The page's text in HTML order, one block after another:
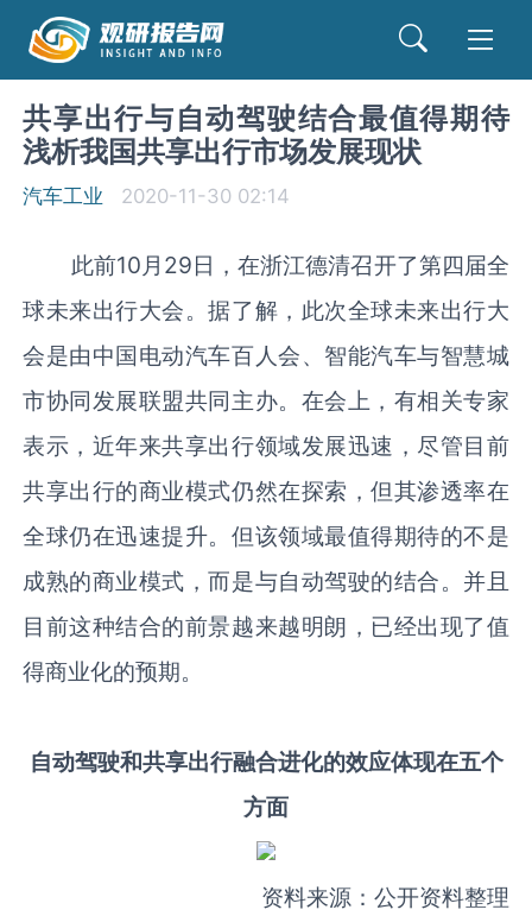
共享出行与自动驾驶结合最值得期待
浅析我国共享出行市场发展现状
汽车工业 2020-11-30 02:14
此前10月29日，在浙江德清召开了第四届全
球未来出行大会。据了解，此次全球未来出行大
会是由中国电动汽车百人会、智能汽车与智慧城
市协同发展联盟共同主办。在会上，有相关专家
表示，近年来共享出行领域发展迅速，尽管目前
共享出行的商业模式仍然在探索，但其渗透率在
全球仍在迅速提升。但该领域最值得期待的不是
成熟的商业模式，而是与自动驾驶的结合。并且
目前这种结合的前景越来越明朗，已经出现了值
得商业化的预期。
自动驾驶和共享出行融合进化的效应体现在五个
方面
资料来源：公开资料整理